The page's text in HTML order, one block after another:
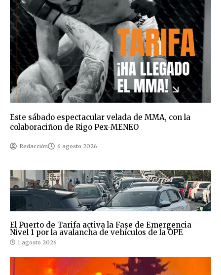
Este sábado espectacular velada de MMA, con la
colaboraciñon de Rigo Pex-MENEO
Redacción 6 agosto 2026
El Puerto de Tarifa activa la Fase de Emergencia
Nivel 1 por la avalancha de vehículos de la OPE
1 agosto 2026